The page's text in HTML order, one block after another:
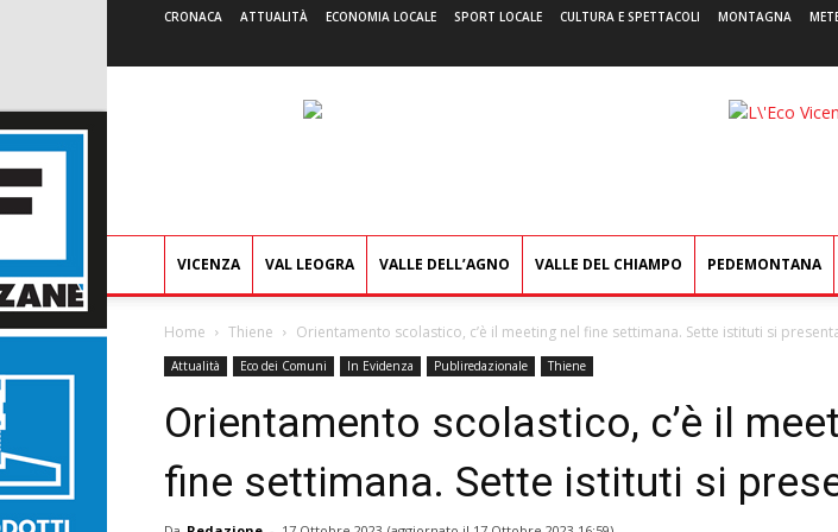
CRONACA ATTUALITÀ ECONOMIA LOCALE SPORT LOCALE CULTURA E SPETTACOLI MONTAGNA
L'Eco
VICENZA VAL LEOGRA VALLE DELL’AGNO VALLE DEL CHIAMPO PEDEMONTANA
Home Thiene Orientamento scolastico, c’è il meeting nel fine settimana. Sette istituti si
Attualità Eco dei Comuni In Evidenza Publiredazionale Thiene
Orientamento scolastico, c’è il
fine settimana. Sette istituti si